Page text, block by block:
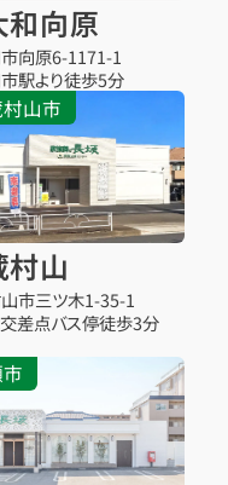
和向原
向原6-1171-1
駅より徒歩5分
山市
村山
市三ツ木1-35-1
差点バス停徒歩3分